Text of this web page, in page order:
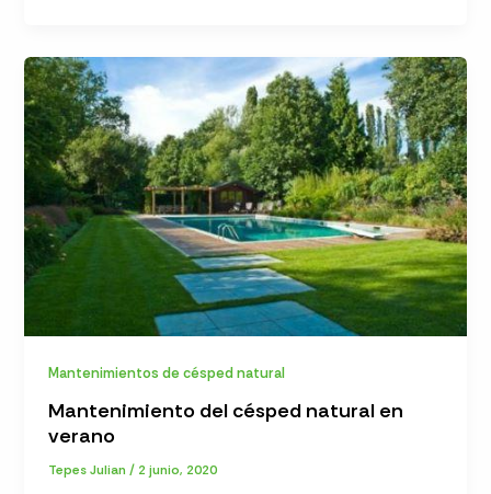
Mantenimientos de césped natural
Mantenimiento del césped natural en
verano
Tepes Julian/ 2 junio, 2020